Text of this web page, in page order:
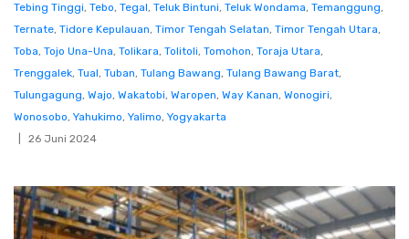
Tebing Tinggi, Tebo, Tegal, Teluk Bintuni, Teluk Wondama, Temanggung,
Ternate, Tidore Kepulauan, Timor Tengah Selatan, Timor Tengah Utara,
Toba, Tojo Una-Una, Tolikara, Tolitoli, Tomohon, Toraja Utara,
Trenggalek, Tual, Tuban, Tulang Bawang, Tulang Bawang Barat,
Tulungagung, Wajo, Wakatobi, Waropen, Way Kanan, Wonogiri,
Wonosobo, Yahukimo, Yalimo, Yogyakarta
26 Juni 2024